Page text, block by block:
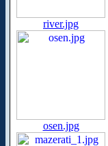
river.jpg
osen.jpg